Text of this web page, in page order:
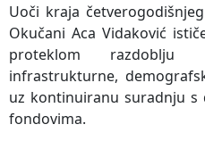
Uoči kraja
Okučani Aca Vidaković
proteklom
infrastrukturne,
uz kontinuiranu suradnju s
fondovima.